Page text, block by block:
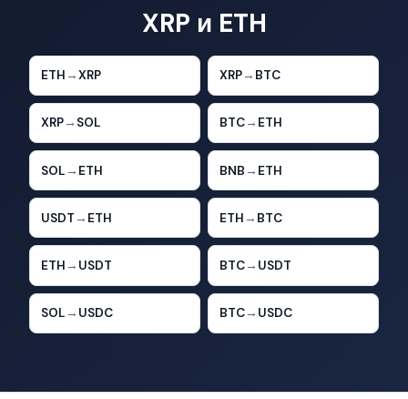
XRP и ETH
ETH →XRP XRP→ BTC
XRP→ SOL BTC→ ETH
SOL → ETH BNB → ETH
USDT → ETH ETH → BTC
ETH → USDT BTC→ USDT
SOL → USDC BTC→ USDC